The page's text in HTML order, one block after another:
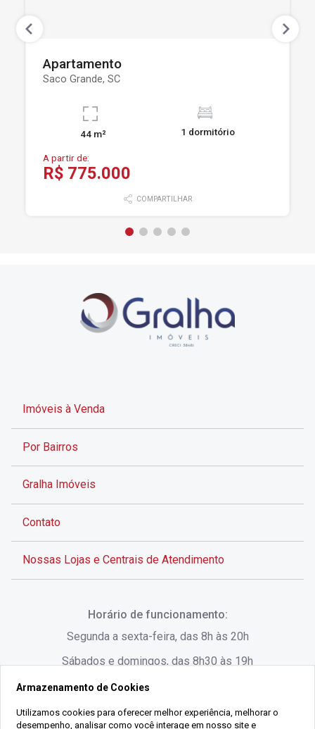
Apartamento
Saco Grande, SC
44 m² 1 dormitório
A partir de:
R$ 775.000
COMPARTILHAR
Imóveis à Venda
Por Bairros
Gralha Imóveis
Contato
Nossas Lojas e Centrais de Atendimento
Rua Lauro Linhares, 1080 - Trindade, Florianópolis -
SC
Horário de funcionamento:
Segunda a sexta-feira, das 8h às 20h
Sábados e domingos, das 8h30 às 19h
Armazenamento de Cookies
Utilizamos cookies para oferecer melhor experiência, melhorar o
desempenho, analisar como você interage em nosso site e